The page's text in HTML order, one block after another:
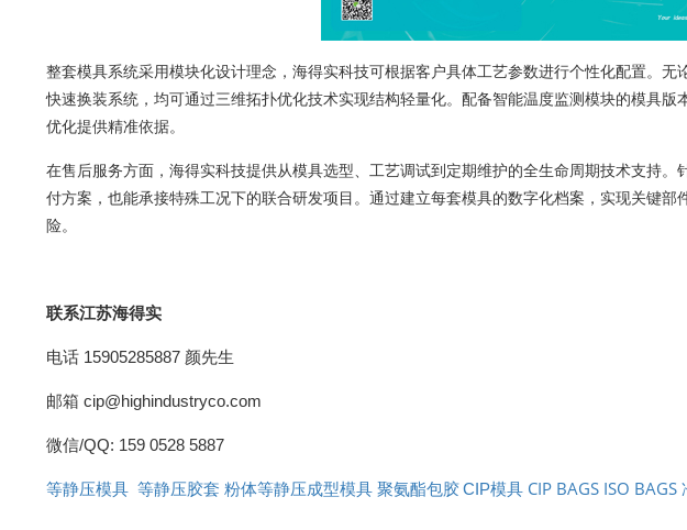
整套模具系统采用模块化设计理念，海得实科技可根据客户具体工艺参数进行个性化配置。
快速换装系统，均可通过三维拓扑优化技术实现结构轻量化。配备智能温度监测模块的模具
优化提供精准依据。
在售后服务方面，海得实科技提供从模具选型、工艺调试到定期维护的全生命周期技术支持
付方案，也能承接特殊工况下的联合研发项目。通过建立每套模具的数字化档案，实现关键
险。
联系江苏海得实
电话 15905285887 颜先生
邮箱 cip@highindustryco.com
微信/QQ: 159 0528 5887
等静压模具 等静压胶套 粉体等静压成型模具 聚氨酯包胶CIP模具 CIP BAGS ISO BAGS